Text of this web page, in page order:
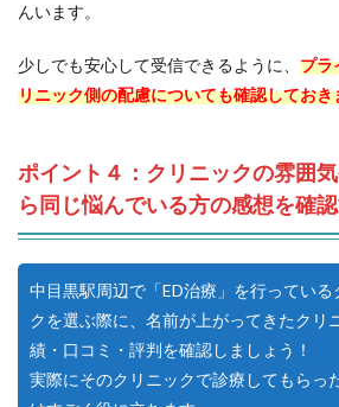
んいます。
少しでも安心して受信できるように、 プラ
リニック側の配慮についても確認しておき
ポイント４：クリニックの雰囲
ら同じ悩んでいる方の感想を確
中目黒駅周辺で「ED治療」を行っている
クを選ぶ際に、名前が上がってきたクリ
績・口コミ・評判を確認しましょう！
実際にそのクリニックで診療してもらっ